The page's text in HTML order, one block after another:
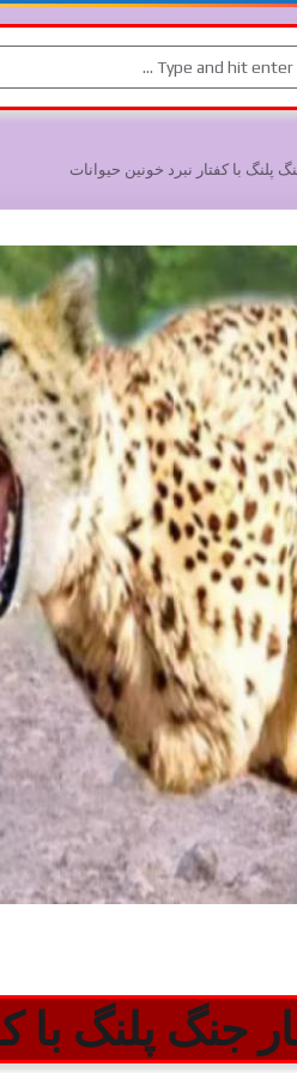
پلنگ با کفتار نبرد خونین حیوانات
جنگ پلنگ با